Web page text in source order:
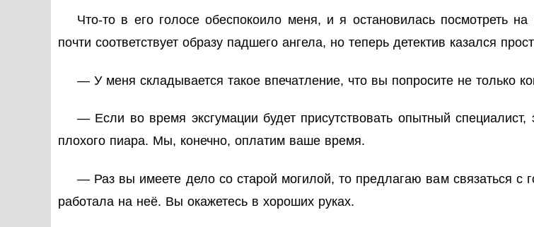
Что-то в его голосе обеспокоило меня, и я остановилась посмотреть
почти соответствует образу падшего ангела, но теперь детектив казался
— У меня складывается такое впечатление, что вы попросите не только
— Если во время эксгумации будет присутствовать опытный
плохого пиара. Мы, конечно, оплатим ваше время.
— Раз вы имеете дело со старой могилой, то предлагаю вам связаться
работала на неё. Вы окажетесь в хороших руках.